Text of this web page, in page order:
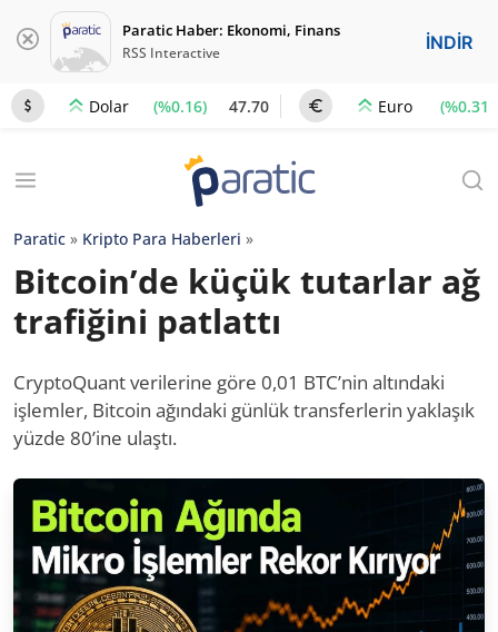
Paratic Haber: Ekonomi, Finans
RSS Interactive İNDİR
Dolar (%0.16) 47.70 Euro (%0.31)
Paratic » Kripto Para Haberleri »
Bitcoin’de küçük tutarlar ağ
trafiğini patlattı
CryptoQuant verilerine göre 0,01 BTC’nin altındaki
işlemler, Bitcoin ağındaki günlük transferlerin yaklaşık
yüzde 80’ine ulaştı.